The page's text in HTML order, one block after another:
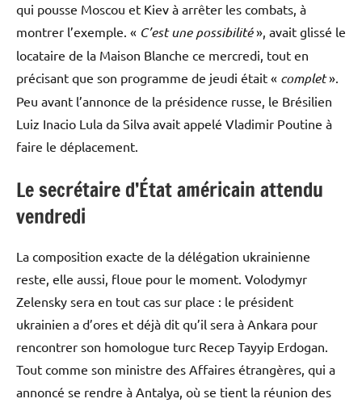
qui pousse Moscou et Kiev à arrêter les combats, à
montrer l’exemple. « C’est une possibilité», avait glissé le
locataire de la Maison Blanche ce mercredi, tout en
précisant que son programme de jeudi était « complet».
Peu avant l’annonce de la présidence russe, le Brésilien
Luiz Inacio Lula da Silva avait appelé Vladimir Poutine à
faire le déplacement.
Le secrétaire d’État américain attendu
vendredi
La composition exacte de la délégation ukrainienne
reste, elle aussi, floue pour le moment. Volodymyr
Zelensky sera en tout cas sur place : le président
ukrainien a d’ores et déjà dit qu’il sera à Ankara pour
rencontrer son homologue turc Recep Tayyip Erdogan.
Tout comme son ministre des Affaires étrangères, qui a
annoncé se rendre à Antalya, où se tient la réunion des